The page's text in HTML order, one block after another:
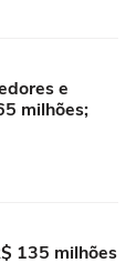
e
milhões;
135 milhões